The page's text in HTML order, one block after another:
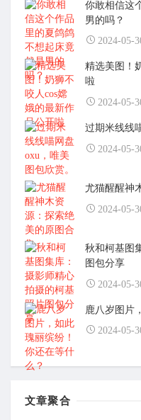
你敢相信这
男的吗？
2024-05-
精选美图！
啦
2024-05-
过期米线线
2024-05-
尤猫醒醒神
2024-05-
秋和柯基图
图包分享
2024-05-
鹿八岁图片
2024-05-
文章聚合